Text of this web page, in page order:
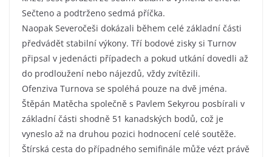
Sečteno a podtrženo sedmá příčka.
Naopak Severočeši dokázali během celé základní části
předvádět stabilní výkony. Tří bodové zisky si Turnov
připsal v jedenácti případech a pokud utkání dovedli až
do prodloužení nebo nájezdů, vždy zvítězili.
Ofenziva Turnova se spoléhá pouze na dvě jména.
Štěpán Matěcha společně s Pavlem Sekyrou posbírali v
základní části shodně 51 kanadských bodů, což je
vyneslo až na druhou pozici hodnocení celé soutěže.
Štírská cesta do případného semifinále může vézt právě